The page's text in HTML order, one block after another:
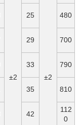
±2 ±2
25 480
29 700
33 790
35 810
42
112
0